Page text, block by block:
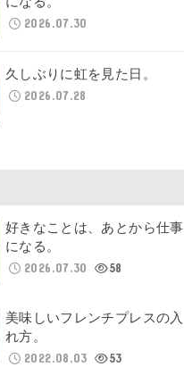
2026.07.30
久しぶりに虹を見た日。
2026.07.28
好きなことは、あとから仕事
になる。
2026.07.30
58
美味しいフレンチプレスの入
れ方。
2022.08.03
53